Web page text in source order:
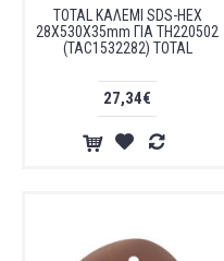
TOTAL ΚΑΛΕΜΙ SDS-HEX
28X530X35mm ΓΙΑ TH220502
(TAC1532282) TOTAL
27,34€